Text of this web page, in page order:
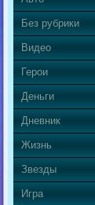
Без рубрики
Видео
Герои
Деньги
Дневник
Жизнь
Звезды
Игра